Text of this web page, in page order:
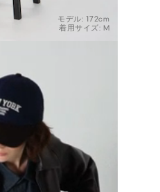
モデル: 172cm
着用サイズ: M